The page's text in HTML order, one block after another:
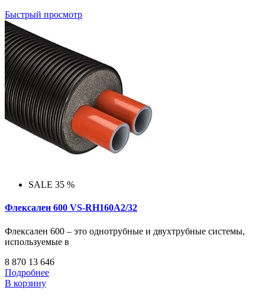
Быстрый просмотр
SALE 35 %
Флексален 600 VS-RH160A2/32
Флексален 600 – это однотрубные и двухтрубные системы,
используемые в
8 870 13 646
Подробнее
В корзину